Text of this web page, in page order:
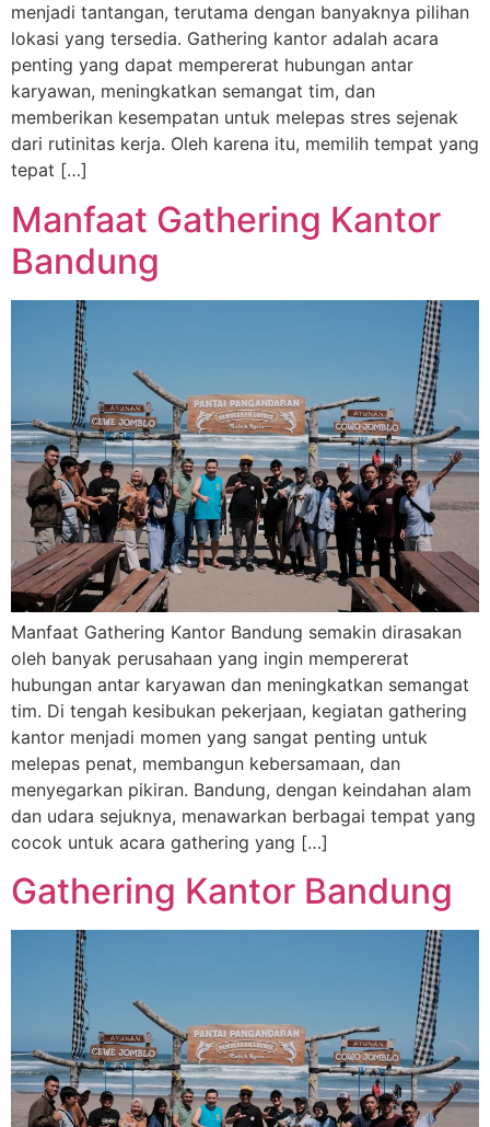
menjadi tantangan, terutama dengan banyaknya pilihan
lokasi yang tersedia. Gathering kantor adalah acara
penting yang dapat mempererat hubungan antar
karyawan, meningkatkan semangat tim, dan
memberikan kesempatan untuk melepas stres sejenak
dari rutinitas kerja. Oleh karena itu, memilih tempat yang
tepat […]
Manfaat Gathering Kantor
Bandung
Manfaat Gathering Kantor Bandung semakin dirasakan
oleh banyak perusahaan yang ingin mempererat
hubungan antar karyawan dan meningkatkan semangat
tim. Di tengah kesibukan pekerjaan, kegiatan gathering
kantor menjadi momen yang sangat penting untuk
melepas penat, membangun kebersamaan, dan
menyegarkan pikiran. Bandung, dengan keindahan alam
dan udara sejuknya, menawarkan berbagai tempat yang
cocok untuk acara gathering yang […]
Gathering Kantor Bandung